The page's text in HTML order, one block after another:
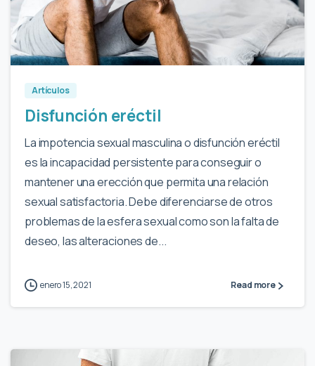
4
Artículos
Disfunción eréctil
La impotencia sexual masculina o disfunción eréctil
es la incapacidad persistente para conseguir o
mantener una erección que permita una relación
sexual satisfactoria. Debe diferenciarse de otros
problemas de la esfera sexual como son la falta de
deseo, las alteraciones de...
enero 15, 2021 Read more